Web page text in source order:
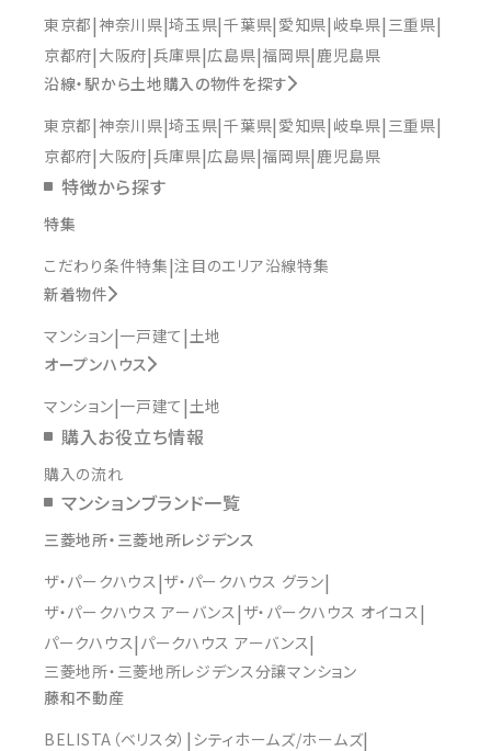
東京都 神奈川県 埼玉県 千葉県 愛知県 岐阜県 三重県
京都府 大阪府 兵庫県 広島県 福岡県 鹿児島県
沿線・駅から土地購入の物件を探す
東京都 神奈川県 埼玉県 千葉県 愛知県 岐阜県 三重県
京都府 大阪府 兵庫県 広島県 福岡県 鹿児島県
特徴から探す
特集
こだわり条件特集 注目のエリア沿線特集
新着物件
マンション 一戸建て 土地
オープンハウス
マンション 一戸建て 土地
購入お役立ち情報
購入の流れ
マンションブランド一覧
三菱地所・三菱地所レジデンス
ザ・パークハウス ザ・パークハウス グラン
ザ・パークハウス アーバンス ザ・パークハウス オイコス
パークハウス パークハウス アーバンス
三菱地所・三菱地所レジデンス分譲マンション
藤和不動産
BELISTA（ベリスタ） シティホームズ/ホームズ